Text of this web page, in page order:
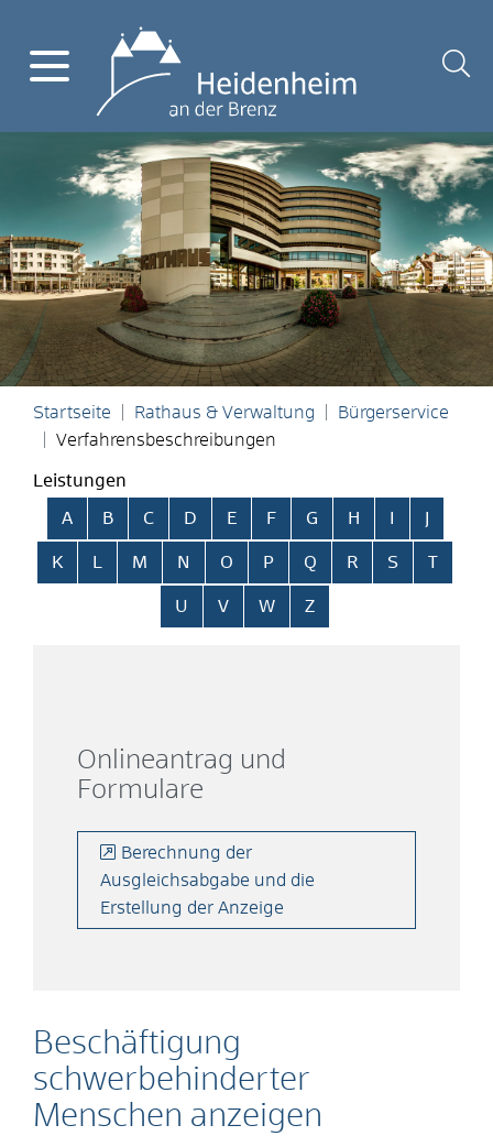
Startseite Rathaus & Verwaltung
Bürgerservice
Verfahrensbeschreibungen
Leistungen
Alphabetisches Register überspringen
A B C D E F G H
K L M N O P Q R S T
U V W Z
Beschäftigung
schwerbehinderter
Menschen anzeigen
Onlineantrag und
Formulare
Berechnung der
Ausgleichsabgabe und die
Erstellung der Anzeige